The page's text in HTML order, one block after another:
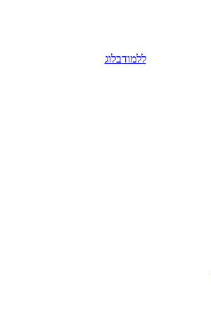
ללמודבלוג